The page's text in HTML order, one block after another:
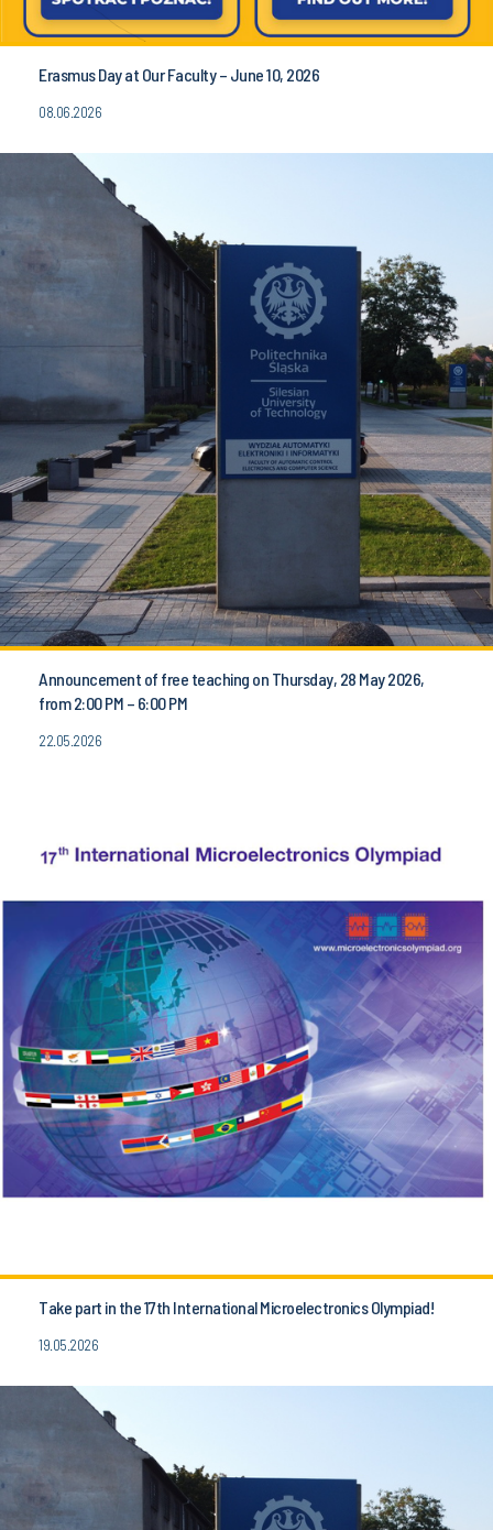
Erasmus Day at Our Faculty – June 10, 2026
08.06.2026
Announcement of free teaching on Thursday, 28 May 2026,
from 2:00 PM – 6:00 PM
22.05.2026
Take part in the 17th International Microelectronics Olympiad!
19.05.2026